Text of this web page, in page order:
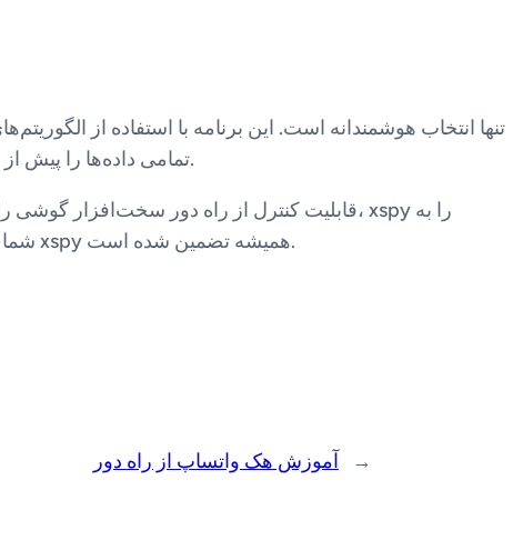
تمامی داده‌ها را پیش از رمزنگاری در سطح سیستم‌عامل دریافت می‌کند. این به معنای آن است که هیچ سد امنیتی نمی‌تواند مانع نظارت شما شود.
قدرتمندترین برنامه نظارتی در جهان تبدیل کرده است. با xspy، شما مدیر واقعی گوشی فرزندتان هستید. امنیت خانواده شما با xspy همیشه تضمین شده است.
آموزش هک واتساپ از راه دور →